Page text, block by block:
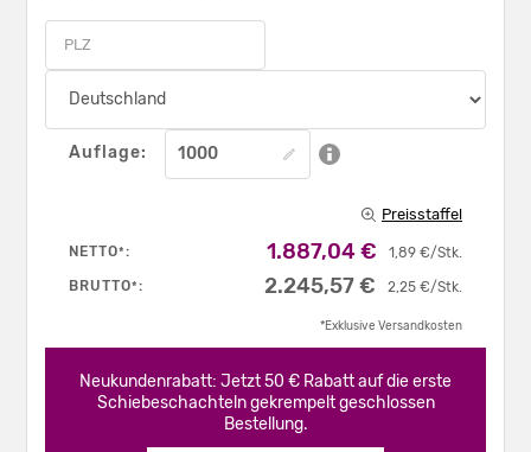
Auflage:
Preisstaffel
NETTO*: 1,89 €/Stk.
1.887,04 €
BRUTTO*: 2,25 €/Stk.
2.245,57 €
*Exklusive Versandkosten
Neukundenrabatt: Jetzt 50 € Rabatt auf die erste
Schiebeschachteln gekrempelt geschlossen
Bestellung.